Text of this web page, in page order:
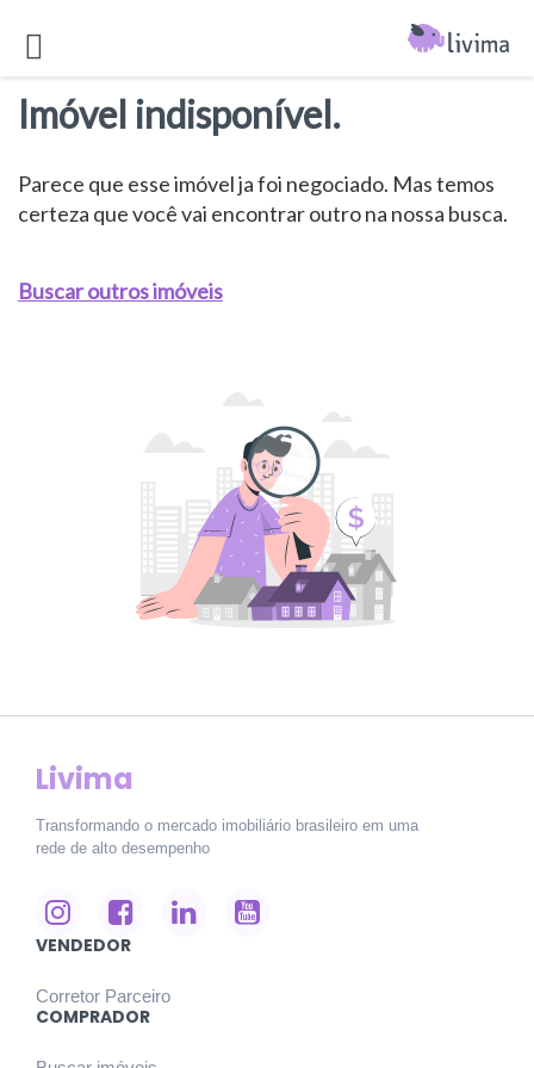
Imóvel indisponível.
Parece que esse imóvel ja foi negociado. Mas temos
certeza que você vai encontrar outro na nossa busca.
Buscar outros imóveis
Livima
Transformando o mercado imobiliário brasileiro em uma
rede de alto desempenho
VENDEDOR
Corretor Parceiro
COMPRADOR